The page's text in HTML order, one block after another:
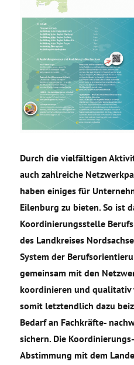
Durch die vielfältigen
auch zahlreiche
haben einiges für
Eilenburg zu bieten. So ist
Koordinierungsstelle
des Landkreises
System der
gemeinsam mit den
koordinieren und
somit letztendlich dazu
Bedarf an Fachkräfte-
sichern. Die
Abstimmung mit dem